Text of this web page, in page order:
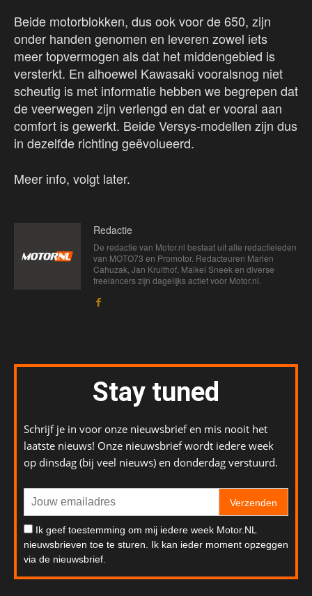
Beide motorblokken, dus ook voor de 650, zijn
onder handen genomen en leveren zowel iets
meer topvermogen als dat het middengebied is
versterkt. En alhoewel Kawasaki vooralsnog niet
scheutig is met informatie hebben we begrepen dat
de veerwegen zijn verlengd en dat er vooral aan
comfort is gewerkt. Beide Versys-modellen zijn dus
in dezelfde richting geëvolueerd.
Meer info, volgt later.
Redactie
De redactie van Motor.nl bestaat uit alle redactieleden
van MOTO73 en Promotor. Redacteuren Marien
Cahuzak, Jan Kruithof, Maikel Sneek en diverse
freelancers zijn dagelijks actief voor Motor.nl.
Stay tuned
Schrijf je in voor onze nieuwsbrief en mis nooit het
laatste nieuws! Onze nieuwsbrief wordt iedere week
op dinsdag (bij veel nieuws) en donderdag verstuurd.
Verzenden
Ik geef toestemming om mij iedere week Motor.NL
nieuwsbrieven toe te sturen. Ik kan ieder moment opzeggen
via de nieuwsbrief.